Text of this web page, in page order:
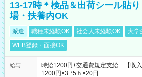
13-17時＊検品＆出荷シール貼
場・扶養内OK
派遣 職種未経験OK 社会人未経験OK 大学
WEB登録・面接OK
給与
時給1200円+交通費規定支給 【収
1200円×3.75ｈ×20日